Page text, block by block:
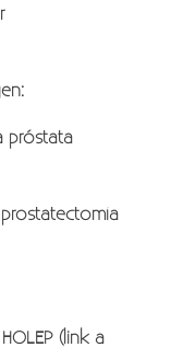
(link a